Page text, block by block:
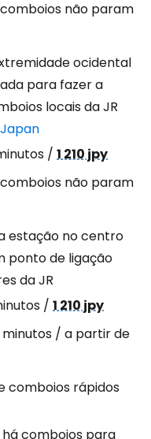
não param
ocidental
para fazer a
locais da JR
/ 1 210 jpy
não param
estação no centro
ponto de ligação
da JR
/ 1 210 jpy
minutos / a partir de
comboios rápidos
comboios para